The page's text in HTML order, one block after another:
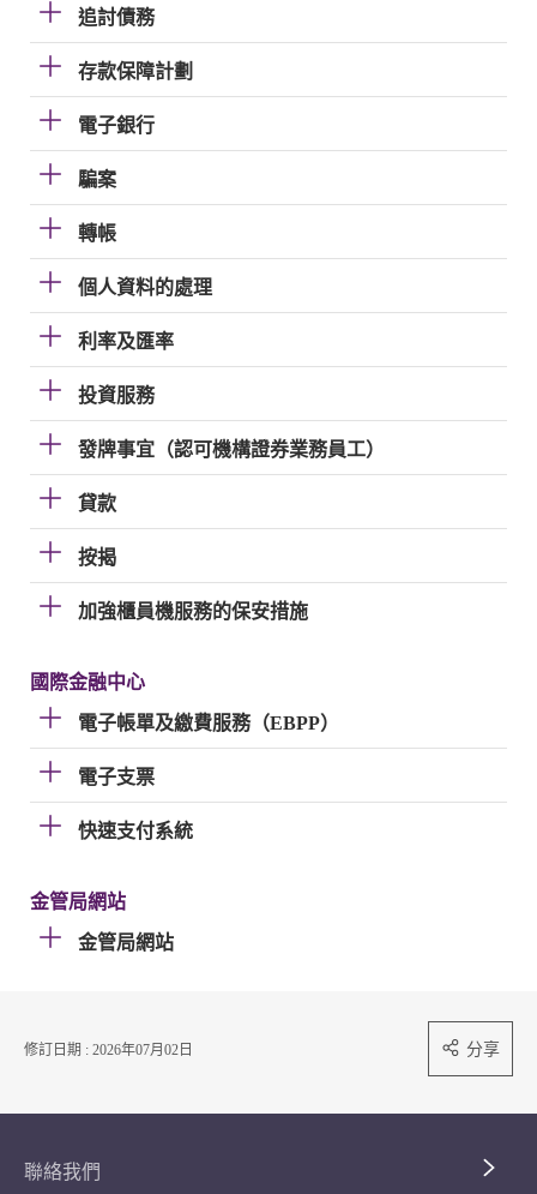
追討債務
存款保障計劃
電子銀行
騙案
轉帳
個人資料的處理
利率及匯率
投資服務
發牌事宜（認可機構證券業務員工）
貸款
按揭
加強櫃員機服務的保安措施
國際金融中心
電子帳單及繳費服務（EBPP）
電子支票
快速支付系統
金管局網站
金管局網站
修訂日期 : 2026年07月02日 分享
聯絡我們